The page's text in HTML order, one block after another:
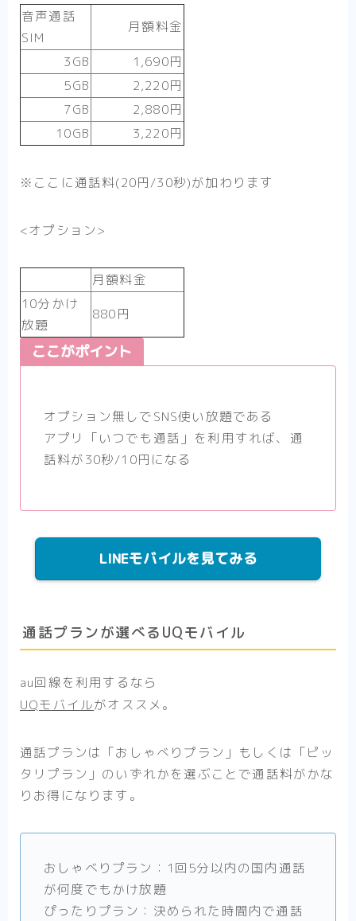
音声通話
SIM
月額料金
3GB
1,690円
5GB
2,220円
7GB
2,880円
10GB
3,220円
※ここに通話料(20円/30秒)が加わります
<オプション>
月額料金
10分かけ
放題
880円
ここがポイント
オプション無しでSNS使い放題である
アプリ「いつでも通話」を利用すれば、通
話料が30秒/10円になる
LINEモバイルを見てみる
通話プランが選べるUQモバイル
au回線を利用するなら
UQモバイルがオススメ。
通話プランは「おしゃべりプラン」もしくは「ピッ
タリプラン」のいずれかを選ぶことで通話料がかな
りお得になります。
おしゃべりプラン：1回5分以内の国内通話
が何度でもかけ放題
ぴったりプラン：決められた時間内で通話